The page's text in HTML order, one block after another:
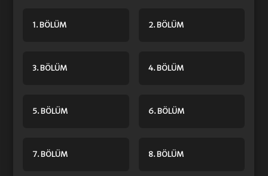
1. BÖLÜM 2. BÖLÜM
3. BÖLÜM 4. BÖLÜM
5. BÖLÜM 6. BÖLÜM
7. BÖLÜM 8. BÖLÜM